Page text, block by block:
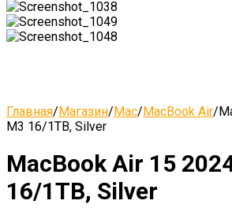
Главная/Магазин/Mac/MacBook Air/
M3 16/1TB, Silver
MacBook Air 15
16/1TB, Silver